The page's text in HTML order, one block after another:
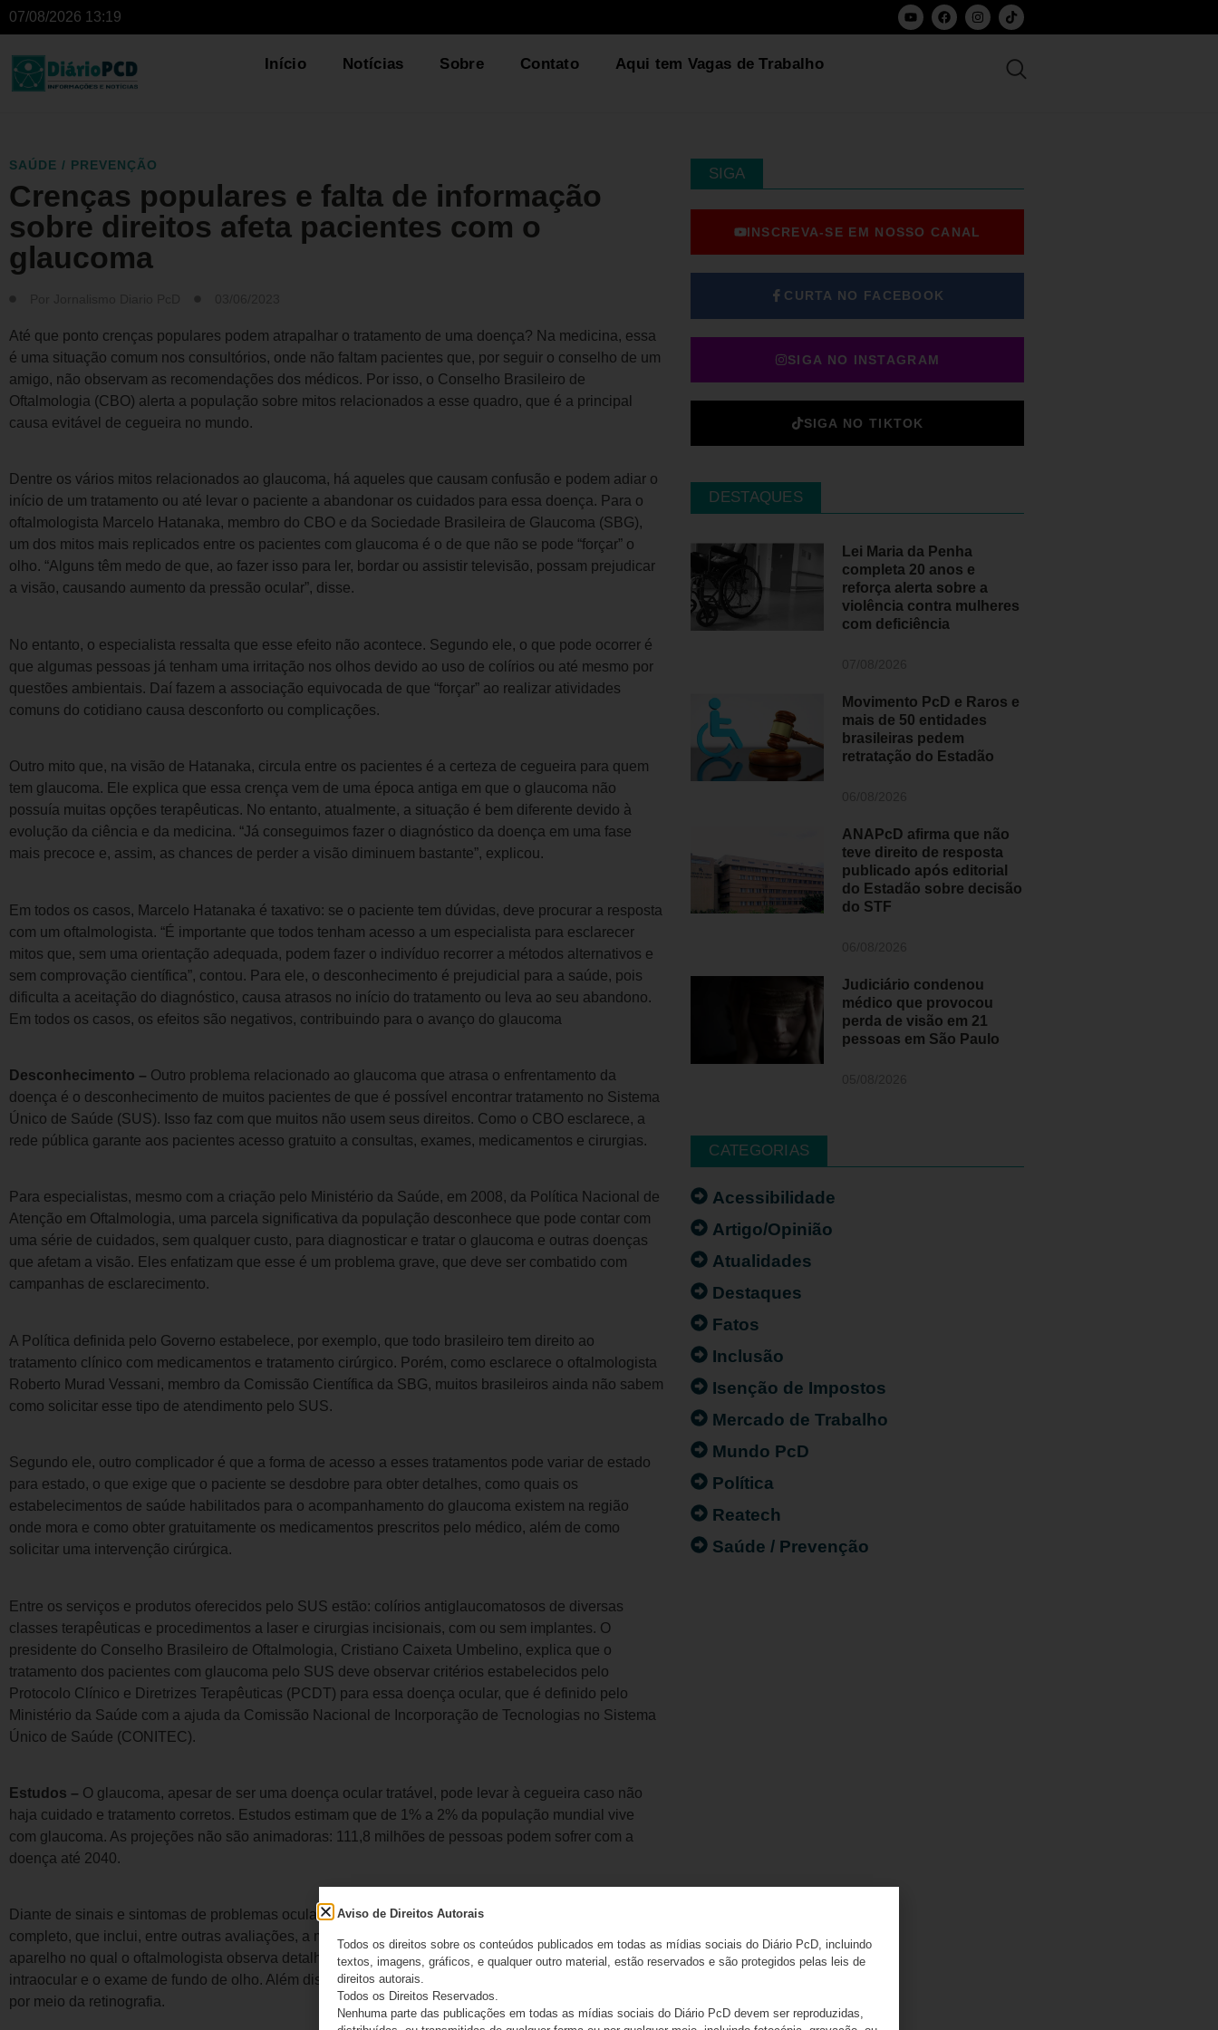
07/08/2026 13:19
Início Notícias Sobre Contato Aqui tem Vagas de Trabalho
SAÚDE / PREVENÇÃO
Crenças populares e falta de informação
sobre direitos afeta pacientes com o
glaucoma
Até que ponto crenças populares podem atrapalhar o tratamento de uma doença? Na medicina, essa
é uma situação comum nos consultórios, onde não faltam pacientes que, por seguir o conselho de um
amigo, não observam as recomendações dos médicos. Por isso, o Conselho Brasileiro de
Oftalmologia (CBO) alerta a população sobre mitos relacionados a esse quadro, que é a principal
causa evitável de cegueira no mundo.
Dentre os vários mitos relacionados ao glaucoma, há aqueles que causam confusão e podem adiar o
início de um tratamento ou até levar o paciente a abandonar os cuidados para essa doença. Para o
oftalmologista Marcelo Hatanaka, membro do CBO e da Sociedade Brasileira de Glaucoma (SBG),
um dos mitos mais replicados entre os pacientes com glaucoma é o de que não se pode “forçar” o
olho. “Alguns têm medo de que, ao fazer isso para ler, bordar ou assistir televisão, possam prejudicar
a visão, causando aumento da pressão ocular”, disse.
No entanto, o especialista ressalta que esse efeito não acontece. Segundo ele, o que pode ocorrer é
que algumas pessoas já tenham uma irritação nos olhos devido ao uso de colírios ou até mesmo por
questões ambientais. Daí fazem a associação equivocada de que “forçar” ao realizar atividades
comuns do cotidiano causa desconforto ou complicações.
Outro mito que, na visão de Hatanaka, circula entre os pacientes é a certeza de cegueira para quem
tem glaucoma. Ele explica que essa crença vem de uma época antiga em que o glaucoma não
possuía muitas opções terapêuticas. No entanto, atualmente, a situação é bem diferente devido à
evolução da ciência e da medicina. “Já conseguimos fazer o diagnóstico da doença em uma fase
mais precoce e, assim, as chances de perder a visão diminuem bastante”, explicou.
Em todos os casos, Marcelo Hatanaka é taxativo: se o paciente tem dúvidas, deve procurar a resposta
com um oftalmologista. “É importante que todos tenham acesso a um especialista para esclarecer
mitos que, sem uma orientação adequada, podem fazer o indivíduo recorrer a métodos alternativos e
sem comprovação científica”, contou. Para ele, o desconhecimento é prejudicial para a saúde, pois
dificulta a aceitação do diagnóstico, causa atrasos no início do tratamento ou leva ao seu abandono.
Em todos os casos, os efeitos são negativos, contribuindo para o avanço do glaucoma
Desconhecimento – Outro problema relacionado ao glaucoma que atrasa o enfrentamento da
doença é o desconhecimento de muitos pacientes de que é possível encontrar tratamento no Sistema
Único de Saúde (SUS). Isso faz com que muitos não usem seus direitos. Como o CBO esclarece, a
rede pública garante aos pacientes acesso gratuito a consultas, exames, medicamentos e cirurgias.
Para especialistas, mesmo com a criação pelo Ministério da Saúde, em 2008, da Política Nacional de
Atenção em Oftalmologia, uma parcela significativa da população desconhece que pode contar com
uma série de cuidados, sem qualquer custo, para diagnosticar e tratar o glaucoma e outras doenças
que afetam a visão. Eles enfatizam que esse é um problema grave, que deve ser combatido com
campanhas de esclarecimento.
A Política definida pelo Governo estabelece, por exemplo, que todo brasileiro tem direito ao
tratamento clínico com medicamentos e tratamento cirúrgico. Porém, como esclarece o oftalmologista
Roberto Murad Vessani, membro da Comissão Científica da SBG, muitos brasileiros ainda não sabem
como solicitar esse tipo de atendimento pelo SUS.
Segundo ele, outro complicador é que a forma de acesso a esses tratamentos pode variar de estado
para estado, o que exige que o paciente se desdobre para obter detalhes, como quais os
estabelecimentos de saúde habilitados para o acompanhamento do glaucoma existem na região
onde mora e como obter gratuitamente os medicamentos prescritos pelo médico, além de como
solicitar uma intervenção cirúrgica.
Entre os serviços e produtos oferecidos pelo SUS estão: colírios antiglaucomatosos de diversas
classes terapêuticas e procedimentos a laser e cirurgias incisionais, com ou sem implantes. O
presidente do Conselho Brasileiro de Oftalmologia, Cristiano Caixeta Umbelino, explica que o
tratamento dos pacientes com glaucoma pelo SUS deve observar critérios estabelecidos pelo
Protocolo Clínico e Diretrizes Terapêuticas (PCDT) para essa doença ocular, que é definido pelo
Ministério da Saúde com a ajuda da Comissão Nacional de Incorporação de Tecnologias no Sistema
Único de Saúde (CONITEC).
Estudos – O glaucoma, apesar de ser uma doença ocular tratável, pode levar à cegueira caso não
haja cuidado e tratamento corretos. Estudos estimam que de 1% a 2% da população mundial vive
com glaucoma. As projeções não são animadoras: 111,8 milhões de pessoas podem sofrer com a
doença até 2040.
Diante de sinais e sintomas de problemas oculares, todo paciente passa por um exame oftalmológico
completo, que inclui, entre outras avaliações, a medida da visão, o exame na lâmpada de fenda –
aparelho no qual o oftalmologista observa detalhes microscópicos do olho -, a medida da pressão
intraocular e o exame de fundo de olho. Além disso, é feita ainda a documentação fotográfica do olho
por meio da retinografia.
SIGA
INSCREVA-SE EM NOSSO CANAL
CURTA NO FACEBOOK
SIGA NO INSTAGRAM
SIGA NO TIKTOK
DESTAQUES
Lei Maria da Penha
completa 20 anos e
reforça alerta sobre a
violência contra mulheres
com deficiência
Movimento PcD e Raros e
mais de 50 entidades
brasileiras pedem
retratação do Estadão
ANAPcD afirma que não
teve direito de resposta
publicado após editorial
do Estadão sobre decisão
do STF
Judiciário condenou
médico que provocou
perda de visão em 21
pessoas em São Paulo
CATEGORIAS
Acessibilidade
Artigo/Opinião
Atualidades
Destaques
Fatos
Inclusão
Isenção de Impostos
Mercado de Trabalho
Mundo PcD
Política
Reatech
Saúde / Prevenção
Aviso de Direitos Autorais
Todos os direitos sobre os conteúdos publicados em todas as mídias sociais do Diário PcD, incluindo
textos, imagens, gráficos, e qualquer outro material, estão reservados e são protegidos pelas leis de
direitos autorais.
Todos os Direitos Reservados.
Nenhuma parte das publicações em todas as mídias sociais do Diário PcD devem ser reproduzidas,